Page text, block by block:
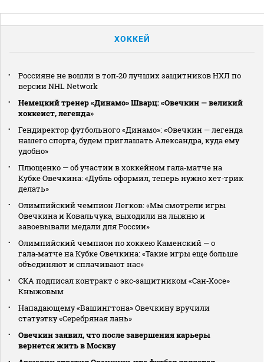
ХОККЕЙ
Россияне не вошли в топ‑20 лучших защитников НХЛ по
версии NHL Network
Немецкий тренер «Динамо» Шварц: «Овечкин — великий
хоккеист, легенда»
Гендиректор футбольного «Динамо»: «Овечкин — легенда
нашего спорта, будем приглашать Александра, куда ему
удобно»
Плющенко — об участии в хоккейном гала‑матче на
Кубке Овечкина: «Дубль оформил, теперь нужно хет‑трик
делать»
Олимпийский чемпион Легков: «Мы смотрели игры
Овечкина и Ковальчука, выходили на лыжню и
завоевывали медали для России»
Олимпийский чемпион по хоккею Каменский — о
гала‑матче на Кубке Овечкина: «Такие игры еще больше
объединяют и сплачивают нас»
СКА подписал контракт с экс‑защитником «Сан‑Хосе»
Кныжовым
Нападающему «Вашингтона» Овечкину вручили
статуэтку «Серебряная лань»
Овечкин заявил, что после завершения карьеры
вернется жить в Москву